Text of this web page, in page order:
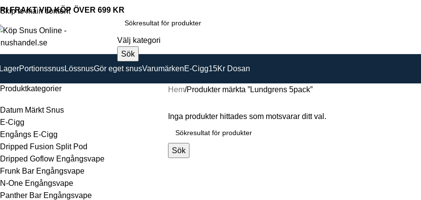
Skip to main content
FRAKT VID KÖP ÖVER 699 KR
Välj kategori
Sök
PortionssnusLössnusGör eget snusVarumärkenE-Cigg15Kr Dosan
Produktkategorier
Datum Märkt Snus
E-Cigg
Engångs E-Cigg
Dripped Fusion Split Pod
Dripped Goflow Engångsvape
Frunk Bar Engångsvape
N-One Engångsvape
Panther Bar Engångsvape
Hem Produkter märkta ”Lundgrens 5pack”
Inga produkter hittades som motsvarar ditt val.
Sök